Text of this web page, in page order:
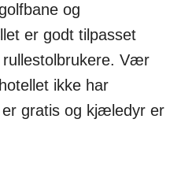
og
er godt tilpasset
Vær
ikke har
er gratis og kjæledyr er